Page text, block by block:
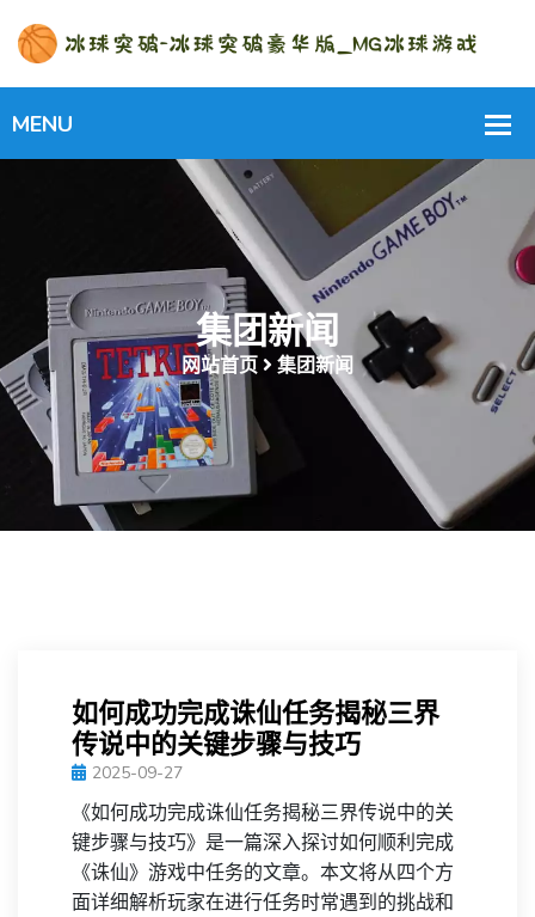
集团新闻
网站首页 集团新闻
如何成功完成诛仙任务揭秘三界
传说中的关键步骤与技巧
2025-09-27
《如何成功完成诛仙任务揭秘三界传说中的关
键步骤与技巧》是一篇深入探讨如何顺利完成
《诛仙》游戏中任务的文章。本文将从四个方
面详细解析玩家在进行任务时常遇到的挑战和